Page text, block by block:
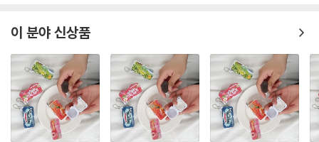
이 분야 신상품